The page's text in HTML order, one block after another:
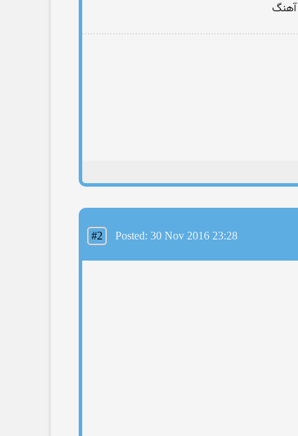
آهنگ
#2 Posted: 30 Nov 2016 23:28